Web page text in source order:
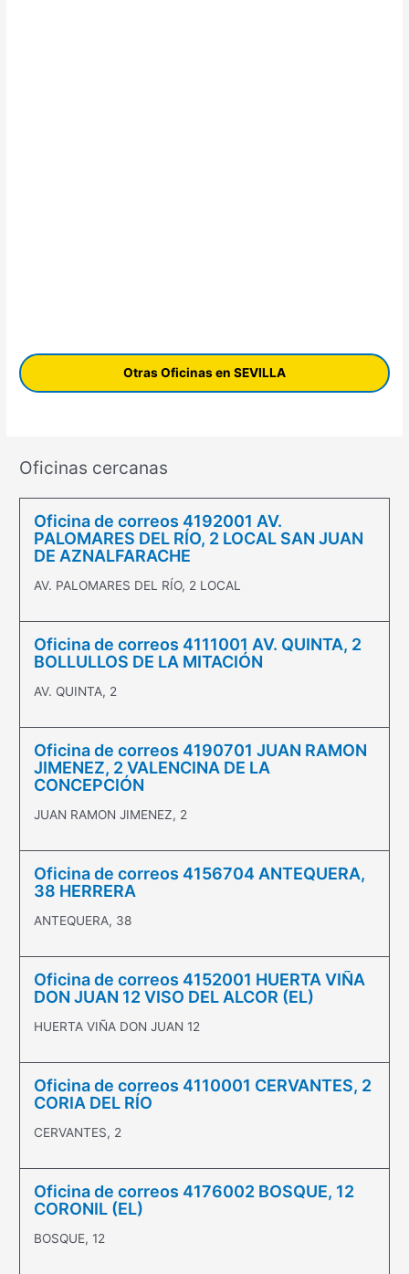
Otras Oficinas en SEVILLA
Oficinas cercanas
Oficina de correos 4192001 AV.
PALOMARES DEL RÍO, 2 LOCAL SAN JUAN
DE AZNALFARACHE
AV. PALOMARES DEL RÍO, 2 LOCAL
Oficina de correos 4111001 AV. QUINTA, 2
BOLLULLOS DE LA MITACIÓN
AV. QUINTA, 2
Oficina de correos 4190701 JUAN RAMON
JIMENEZ, 2 VALENCINA DE LA
CONCEPCIÓN
JUAN RAMON JIMENEZ, 2
Oficina de correos 4156704 ANTEQUERA,
38 HERRERA
ANTEQUERA, 38
Oficina de correos 4152001 HUERTA VIÑA
DON JUAN 12 VISO DEL ALCOR (EL)
HUERTA VIÑA DON JUAN 12
Oficina de correos 4110001 CERVANTES, 2
CORIA DEL RÍO
CERVANTES, 2
Oficina de correos 4176002 BOSQUE, 12
CORONIL (EL)
BOSQUE, 12